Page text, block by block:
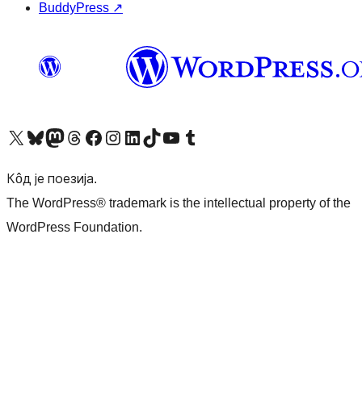
BuddyPress ↗
Visit our X (formerly Twitter) account
Посетите наш Bluesky налог
Visit our Mastodon account
Посетите наш налог на Threads-у Visit our Facebook pageПосетите наш Инстаграм налог
Visit our LinkedIn account
Посетите наш TikTok налог
Visit our YouTube channel
Посетите наш Tumblr налог
Кôд је поезија.
The WordPress® trademark is the intellectual property of the
WordPress Foundation.